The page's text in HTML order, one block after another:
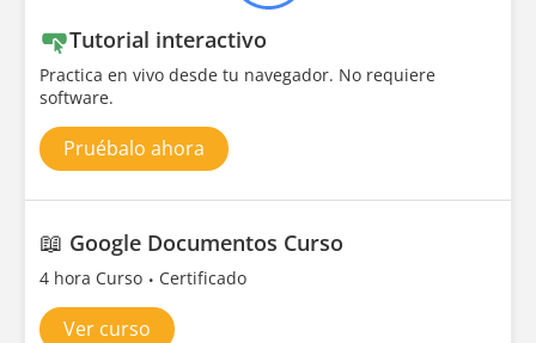
Tutorial interactivo
Practica en vivo desde tu navegador. No requiere
software.
Pruébalo ahora
📖 Google Documentos Curso
4 hora Curso Certificado
Ver curso